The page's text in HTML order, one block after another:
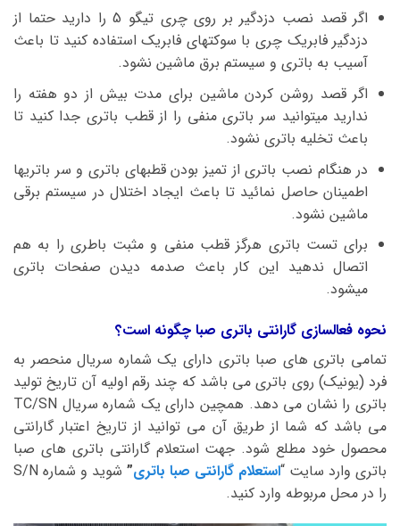
اگر قصد نصب دزدگیر بر روی چری تیگو 5 را دارید حتما از
دزدگیر فابریک چری با سوکتهای فابریک استفاده کنید تا باعث
آسیب به باتری و سیستم برق ماشین نشود.
اگر قصد روشن کردن ماشین برای مدت بیش از دو هفته را
ندارید میتوانید سر باتری منفی را از قطب باتری جدا کنید تا
باعث تخلیه باتری نشود.
در هنگام نصب باتری از تمیز بودن قطبهای باتری و سر باتریها
اطمینان حاصل نمائید تا باعث ایجاد اختلال در سیستم برقی
ماشین نشود.
برای تست باتری هرگز قطب منفی و مثبت باطری را به هم
اتصال ندهید این کار باعث صدمه دیدن صفحات باتری
میشود.
نحوه فعالسازی گارانتی باتری صبا چگونه است؟
تمامی باتری های صبا باتری دارای یک شماره سریال منحصر به
فرد (یونیک) روی باتری می باشد که چند رقم اولیه آن تاریخ تولید
باتری را نشان می دهد. همچین دارای یک شماره سریال TC/SN
می باشد که شما از طریق آن می توانید از تاریخ اعتبار گارانتی
محصول خود مطلع شود. جهت استعلام گارانتی باتری های صبا
باتری وارد سایت “استعلام گارانتی صبا باتری”
شوید و شماره S/N
را در محل مربوطه وارد کنید.